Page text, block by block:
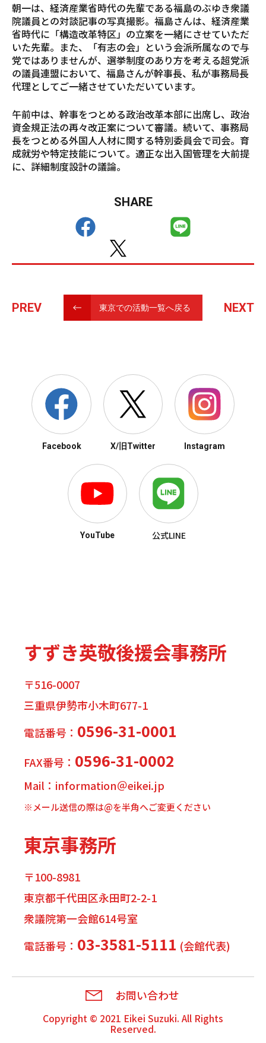
朝一は、経済産業省時代の先輩である福島のぶゆき衆議
院議員との対談記事の写真撮影。福島さんは、経済産業
省時代に「構造改革特区」の立案を一緒にさせていただ
いた先輩。また、「有志の会」という会派所属なので与
党ではありませんが、選挙制度のあり方を考える超党派
の議員連盟において、福島さんが幹事長、私が事務局長
代理としてご一緒させていただいています。
午前中は、幹事をつとめる政治改革本部に出席し、政治
資金規正法の再々改正案について審議。続いて、事務局
長をつとめる外国人人材に関する特別委員会で司会。育
成就労や特定技能について。適正な出入国管理を大前提
に、詳細制度設計の議論。
SHARE
PREV 東京での活動一覧へ戻る NEXT
Facebook X/旧Twitter Instagram
YouTube 公式LINE
すずき英敬後援会事務所
〒516-0007
三重県伊勢市小木町677-1
電話番号： 0596-31-0001
FAX番号： 0596-31-0002
Mail：information＠eikei.jp
※メール送信の際は@を半角へご変更ください
東京事務所
〒100-8981
東京都千代田区永田町2-2-1
衆議院第一会館614号室
電話番号： 03-3581-5111 (会館代表)
お問い合わせ
Copyright © 2021 Eikei Suzuki. All Rights
Reserved.